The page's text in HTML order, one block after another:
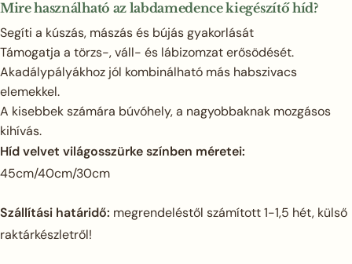
Mire használható az labdamedence kiegészítő híd?
Segíti a kúszás, mászás és bújás gyakorlását
Támogatja a törzs-, váll- és lábizomzat erősödését.
Akadálypályákhoz jól kombinálható más habszivacs
elemekkel.
A kisebbek számára búvóhely, a nagyobbaknak mozgásos
kihívás.
Híd velvet világosszürke színben méretei:
45cm/40cm/30cm
Szállítási határidő: megrendeléstől számított 1-1,5 hét, külső
raktárkészletről!